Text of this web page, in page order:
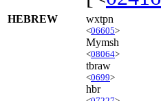
HEBREW wxtpn
<06605>
Mymsh
<08064>
tbraw
<0699>
hbr